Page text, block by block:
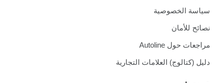
سياسة الخصوصية
نصائح للأمان
مراجعات حول Autoline
دليل (كتالوج) العلامات التجارية